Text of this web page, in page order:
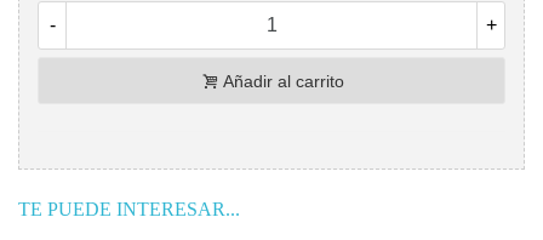
- +
Añadir al carrito
TE PUEDE INTERESAR...